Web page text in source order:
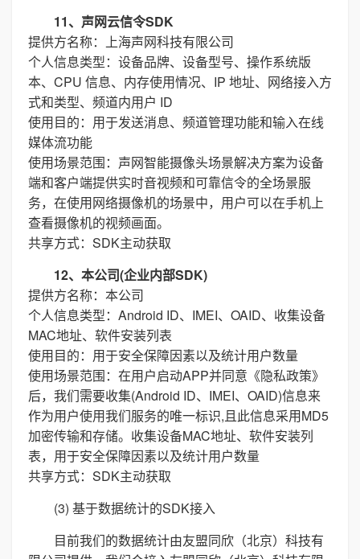
11、声网云信令SDK
提供方名称：上海声网科技有限公司
个人信息类型：设备品牌、设备型号、操作系统版
本、CPU 信息、内存使用情况、IP 地址、网络接入方
式和类型、频道内用户 ID
使用目的：用于发送消息、频道管理功能和输入在线
媒体流功能
使用场景范围：声网智能摄像头场景解决方案为设备
端和客户端提供实时音视频和可靠信令的全场景服
务，在使用网络摄像机的场景中，用户可以在手机上
查看摄像机的视频画面。
共享方式：SDK主动获取
12、本公司(企业内部SDK)
提供方名称：本公司
个人信息类型：Android ID、IMEI、OAID、收集设备
MAC地址、软件安装列表
使用目的：用于安全保障因素以及统计用户数量
使用场景范围：在用户启动APP并同意《隐私政策》
后，我们需要收集(Android ID、IMEI、OAID)信息来
作为用户使用我们服务的唯一标识,且此信息采用MD5
加密传输和存储。收集设备MAC地址、软件安装列
表，用于安全保障因素以及统计用户数量
共享方式：SDK主动获取
(3) 基于数据统计的SDK接入
目前我们的数据统计由友盟同欣（北京）科技有